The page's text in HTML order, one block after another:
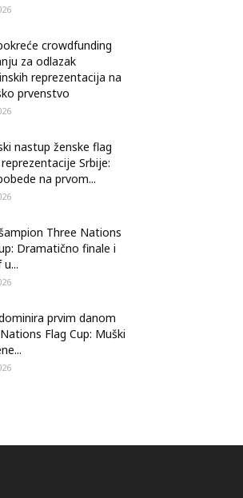
crowdfunding
za odlazak
reprezentacija na
prvenstvo
nastup ženske flag
Srbije:
na prvom...
Three Nations
Dramatično finale i
prvim danom
Flag Cup: Muški